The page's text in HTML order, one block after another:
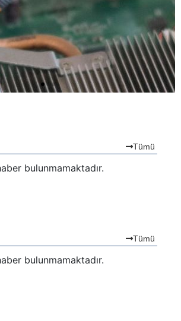
Tümü
bulunmamaktadır.
Tümü
bulunmamaktadır.